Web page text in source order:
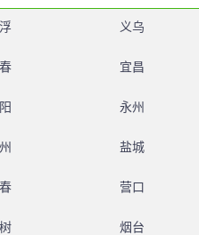
义乌
宜昌
永州
盐城
营口
烟台